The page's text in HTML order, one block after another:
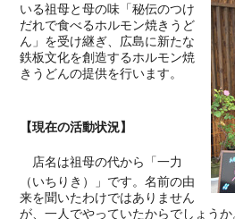
いる祖母と母の味「秘伝のつけ
だれで食べるホルモン焼きうど
ん」を受け継ぎ、広島に新たな
鉄板文化を創造するホルモン焼
きうどんの提供を行います。
【現在の活動状況】
店名は祖母の代から「一力
（いちりき）」です。名前の由
来を聞いたわけではありません
が、一人でやっていたからでしょう